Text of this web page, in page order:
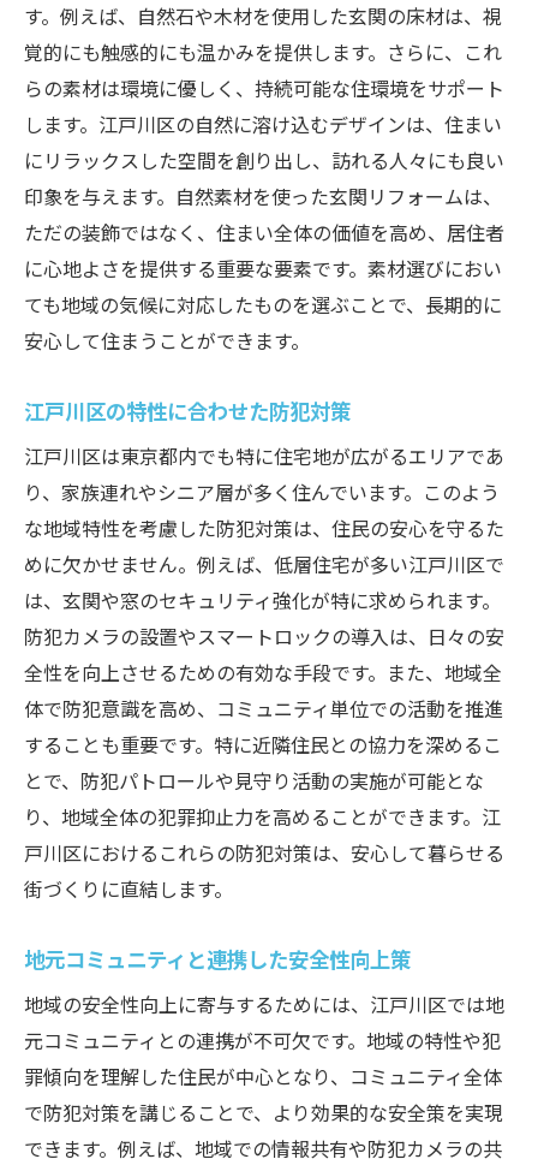
す。例えば、自然石や木材を使用した玄関の床材は、視
覚的にも触感的にも温かみを提供します。さらに、これ
らの素材は環境に優しく、持続可能な住環境をサポート
します。江戸川区の自然に溶け込むデザインは、住まい
にリラックスした空間を創り出し、訪れる人々にも良い
印象を与えます。自然素材を使った玄関リフォームは、
ただの装飾ではなく、住まい全体の価値を高め、居住者
に心地よさを提供する重要な要素です。素材選びにおい
ても地域の気候に対応したものを選ぶことで、長期的に
安心して住まうことができます。
江戸川区の特性に合わせた防犯対策
江戸川区は東京都内でも特に住宅地が広がるエリアであ
り、家族連れやシニア層が多く住んでいます。このよう
な地域特性を考慮した防犯対策は、住民の安心を守るた
めに欠かせません。例えば、低層住宅が多い江戸川区で
は、玄関や窓のセキュリティ強化が特に求められます。
防犯カメラの設置やスマートロックの導入は、日々の安
全性を向上させるための有効な手段です。また、地域全
体で防犯意識を高め、コミュニティ単位での活動を推進
することも重要です。特に近隣住民との協力を深めるこ
とで、防犯パトロールや見守り活動の実施が可能とな
り、地域全体の犯罪抑止力を高めることができます。江
戸川区におけるこれらの防犯対策は、安心して暮らせる
街づくりに直結します。
地元コミュニティと連携した安全性向上策
地域の安全性向上に寄与するためには、江戸川区では地
元コミュニティとの連携が不可欠です。地域の特性や犯
罪傾向を理解した住民が中心となり、コミュニティ全体
で防犯対策を講じることで、より効果的な安全策を実現
できます。例えば、地域での情報共有や防犯カメラの共